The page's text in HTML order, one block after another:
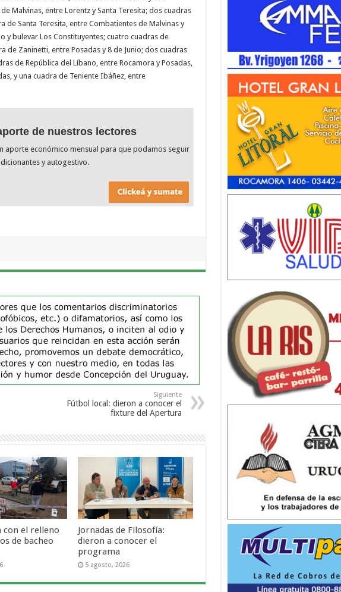
Malvinas, entre Lorentz y Santa Teresita; dos cuadras
de Santa Teresita, entre Combatientes de Malvinas y
y bulevar Los Constituyentes; cuatro cuadras de
de Zaninetti, entre Posadas y 8 de Junio; dos cuadras
de República del Líbano, entre Rocamora y Posadas,
y una cuadra de Teniente Ibáñez, entre
de nuestros lectores
aporte económico mensual para que podamos seguir
y autogestivo.
Siguiente
Fútbol local: dieron a conocer el
fixture del Apertura
el relleno
de bacheo
Jornadas de Filosofía:
dieron a conocer el
programa
5 agosto, 2026